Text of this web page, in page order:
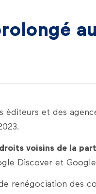
éditeurs et des
voisins de la
Discover et
renégociation des